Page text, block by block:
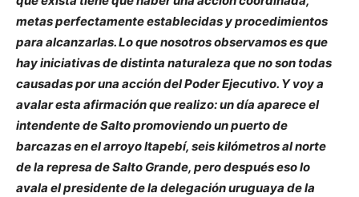
metas perfectamente establecidas y procedimientos
para alcanzarlas. Lo que nosotros observamos es que
hay iniciativas de distinta naturaleza que no son todas
causadas por una acción del Poder Ejecutivo. Y voy a
avalar esta afirmación que realizo: un día aparece el
intendente de Salto promoviendo un puerto de
barcazas en el arroyo Itapebí, seis kilómetros al norte
de la represa de Salto Grande, pero después eso lo
avala el presidente de la delegación uruguaya de la